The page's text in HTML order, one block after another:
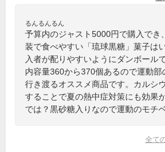
るんるんるん
予算内のジャスト5000円で購入でき
装で食べやすい「琉球黒糖」菓子は
入者が配りやすいようにダンボール
内容量360から370個あるので運動部
行き渡るオススメ商品です。カルシ
することで夏の熱中症対策にも効果
では？黒砂糖入りなので運動のモチ
全て